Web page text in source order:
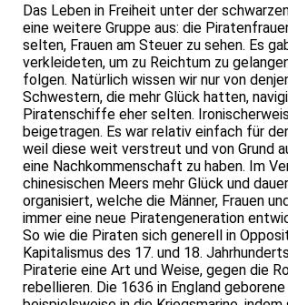
Das Leben in Freiheit unter der
eine weitere Gruppe aus: die
selten, Frauen am Steuer zu sehen. Es
verkleideten, um zu Reichtum zu
folgen. Natürlich wissen wir nur von
Schwestern, die mehr Glück hatten,
Piratenschiffe eher selten.
beigetragen. Es war relativ einfach für
weil diese weit verstreut und von Grund
eine Nachkommenschaft zu haben. Im
chinesischen Meers mehr Glück und
organisiert, welche die Männer, Frauen
immer eine neue Piratengeneration
So wie die Piraten sich generell in
Kapitalismus des 17. und 18.
Piraterie eine Art und Weise, gegen die
rebellieren. Die 1636 in England